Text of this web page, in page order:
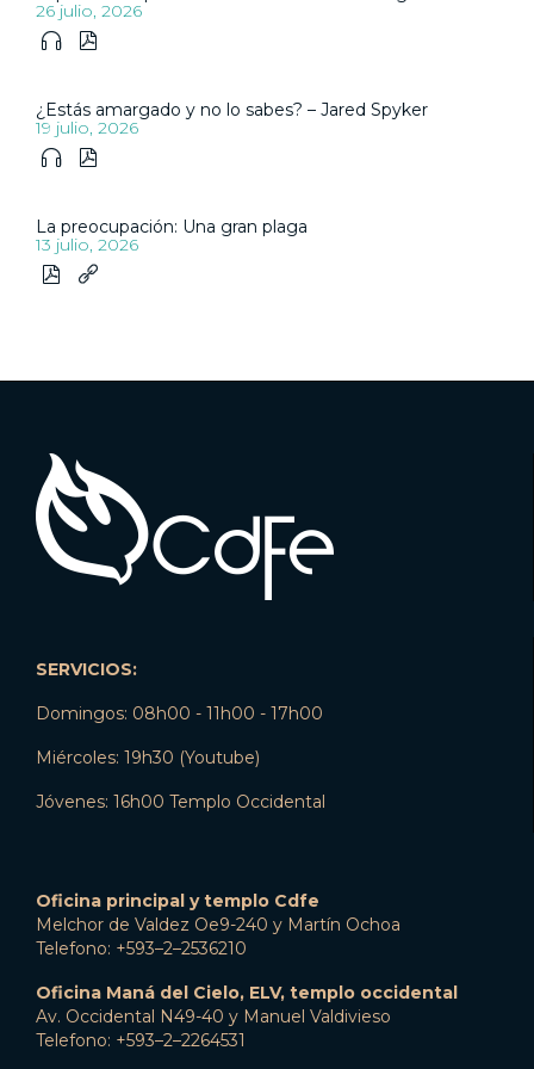
26 julio, 2026
 
¿Estás amargado y no lo sabes? – Jared Spyker
19 julio, 2026
 
La preocupación: Una gran plaga
13 julio, 2026
 
SERVICIOS:
Domingos: 08h00 - 11h00 - 17h00
Miércoles: 19h30 (Youtube)
Jóvenes: 16h00 Templo Occidental
Oficina principal y templo Cdfe
Melchor de Valdez Oe9-240 y Martín Ochoa
Telefono: +593–2–2536210
Oficina Maná del Cielo, ELV, templo occidental
Av. Occidental N49-40 y Manuel Valdivieso
Telefono: +593–2–2264531